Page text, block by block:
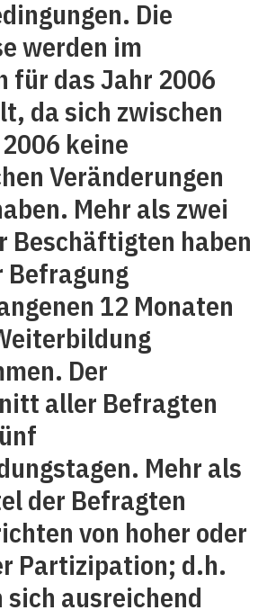
Die
werden im
für das Jahr 2006
da sich zwischen
keine
Veränderungen
Mehr als zwei
Beschäftigten haben
Befragung
12 Monaten
Der
aller Befragten
Mehr als
der Befragten
von hoher oder
Partizipation; d.h.
ausreichend